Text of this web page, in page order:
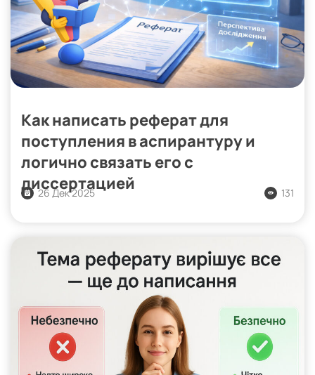
Как написать реферат для
поступления в аспирантуру и
логично связать его с
диссертацией
26 Дек 2025 131